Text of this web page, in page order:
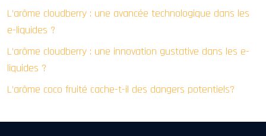
L’arôme cloudberry : une avancée technologique dans les
e-liquides ?
L’arôme cloudberry : une innovation gustative dans les e-
liquides ?
L’arôme coco fruité cache-t-il des dangers potentiels?